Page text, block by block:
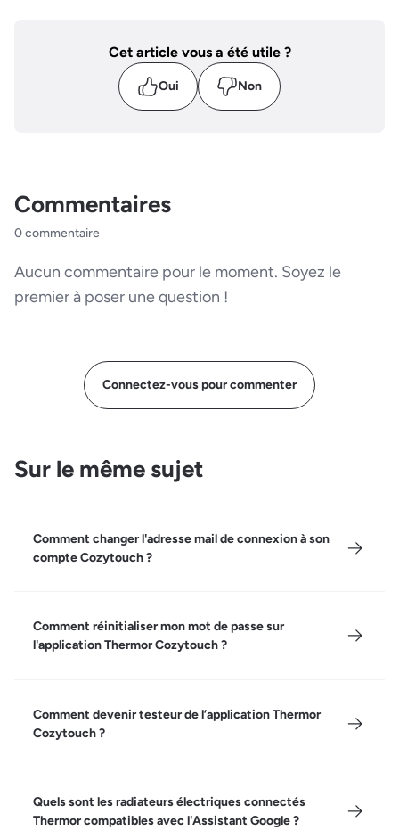
Cet article vous a été utile ?
Oui Non
Commentaires
0 commentaire
Aucun commentaire pour le moment. Soyez le
premier à poser une question !
Connectez-vous pour commenter
Sur le même sujet
Comment changer l'adresse mail de connexion à son
compte Cozytouch ?
Comment réinitialiser mon mot de passe sur
l'application Thermor Cozytouch ?
Comment devenir testeur de l’application Thermor
Cozytouch ?
Quels sont les radiateurs électriques connectés
Thermor compatibles avec l'Assistant Google ?